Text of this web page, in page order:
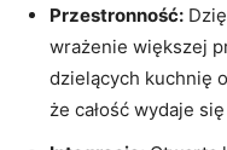
Przestronność:
wrażenie większej
dzielących kuchnię
że całość wydaje